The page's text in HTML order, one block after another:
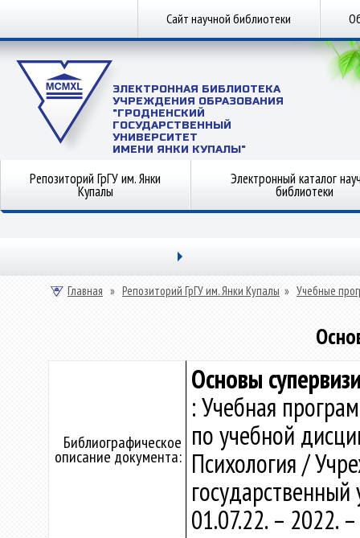
Сайт научной библиотеки
ЭЛЕКТРОННАЯ БИБЛИОТЕКА
УЧРЕЖДЕНИЯ ОБРАЗОВАНИЯ
"ГРОДНЕНСКИЙ
ГОСУДАРСТВЕННЫЙ
УНИВЕРСИТЕТ
ИМЕНИ ЯНКИ КУПАЛЫ"
Репозиторий ГрГУ им. Янки
Купалы
Электронный каталог
библиотеки
Главная » Репозиторий ГрГУ им. Янки Купалы » Учебные
Библиографическое
описание документа:
Основы
: Учебная
по учебной
Психология /
01.07.22. – 2022.